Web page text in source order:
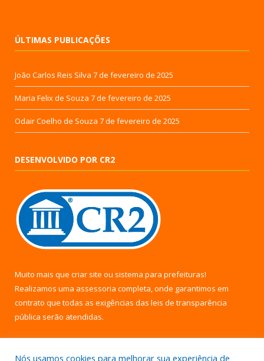
ÚLTIMAS PUBLICAÇÕES
João Carlos Reis Silva 7 de fevereiro de 2025
Maria Felix de Souza 7 de fevereiro de 2025
Odair Coelho de Souza 7 de fevereiro de 2025
DESENVOLVIDO POR CR2
Muito mais que criar site ou sistema para prefeituras!
Realizamos uma assessoria completa, onde garantimos em
contrato que todas as exigências das leis de transparência
pública serão atendidas.
Nós usamos cookies para melhorar sua experiência de